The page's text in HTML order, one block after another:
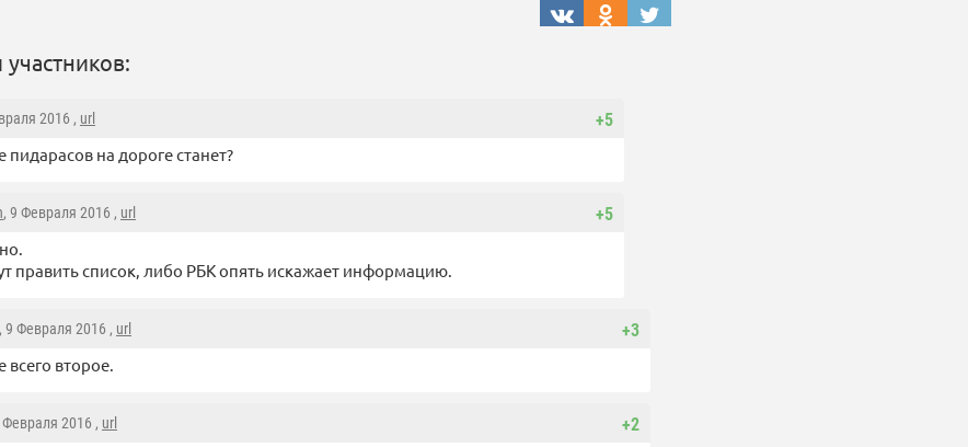
+5
2016 , url
на дороге станет?
+5
, 9 Февраля 2016 , url
править список, либо РБК опять искажает информацию.
+3
, 9 Февраля 2016 , url
всего второе.
+2
Февраля 2016 , url